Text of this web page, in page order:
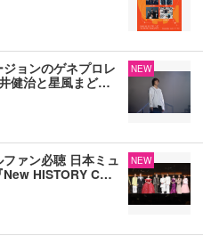
ョンのゲネプロレ
健治と星風まど…
NEW
ァン必聴 日本ミュ
New HISTORY C…
NEW